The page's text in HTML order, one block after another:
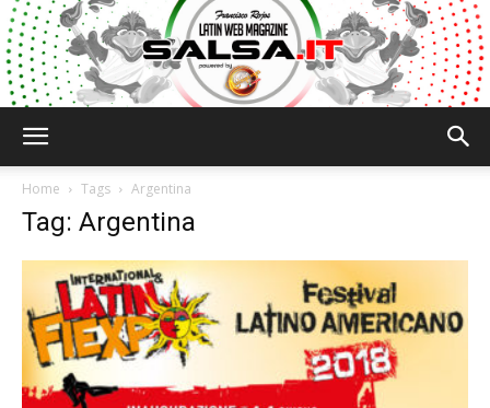
Home Tags Argentina
Tag: Argentina